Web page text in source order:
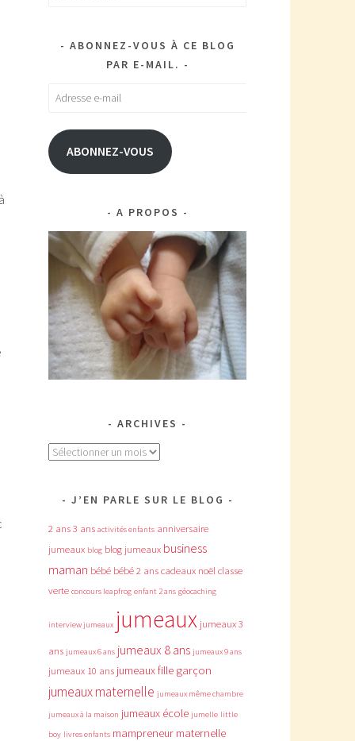
ABONNEZ-VOUS À CE BLOG
PAR E-MAIL.
Adresse
mail
ABONNEZ-VOUS
A PROPOS
ARCHIVES
Archives
J’EN PARLE SUR LE BLOG
2 ans3 ans activités enfants anniversaire
jumeaux blog blog jumeaux business
maman bébé bébé 2 anscadeaux noëlclasse
verte concours leapfrog enfant 2 ans géocaching
interview jumeaux jumeaux jumeaux 3
ans jumeaux 6 ans jumeaux 8 ans jumeaux 9 ans
jumeaux 10 ans jumeaux fille garçon
jumeaux maternelle jumeaux même chambre
jumeaux à la maison jumeaux école jumelle little
boy livres enfants mampreneur maternelle